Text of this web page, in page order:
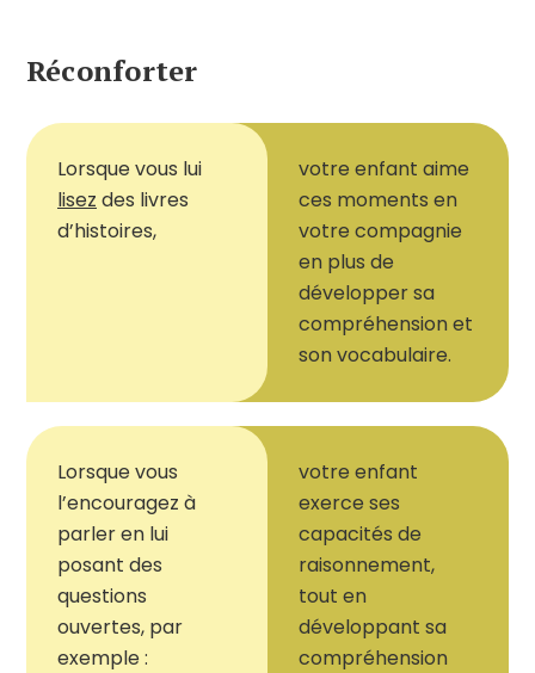
Réconforter
Lorsque vous lui
lisez des livres
d’histoires,
votre enfant aime
ces moments en
votre compagnie
en plus de
développer sa
compréhension et
son vocabulaire.
Lorsque vous
l’encouragez à
parler en lui
posant des
questions
ouvertes, par
exemple :
votre enfant
exerce ses
capacités de
raisonnement,
tout en
développant sa
compréhension